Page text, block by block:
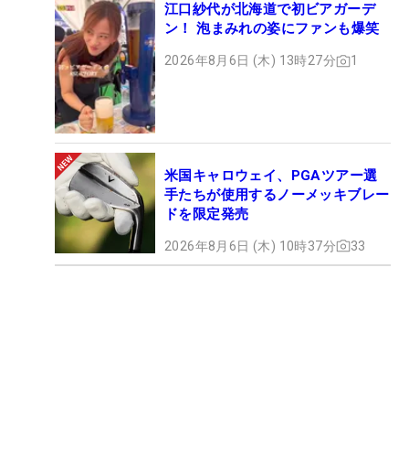
江口紗代が北海道で初ビアガーデ
ン！ 泡まみれの姿にファンも爆笑
2026年8月6日 (木) 13時27分 1
米国キャロウェイ、PGAツアー選
手たちが使用するノーメッキブレー
ドを限定発売
2026年8月6日 (木) 10時37分 33